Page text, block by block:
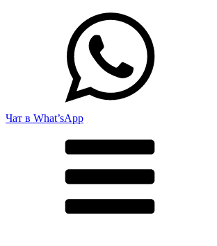
Чат в What’sApp